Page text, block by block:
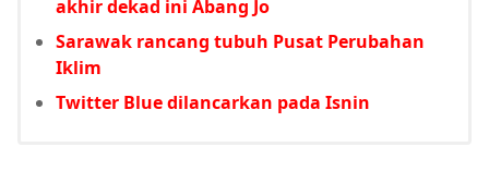
akhir dekad ini Abang Jo
Sarawak rancang tubuh Pusat Perubahan
Iklim
Twitter Blue dilancarkan pada Isnin